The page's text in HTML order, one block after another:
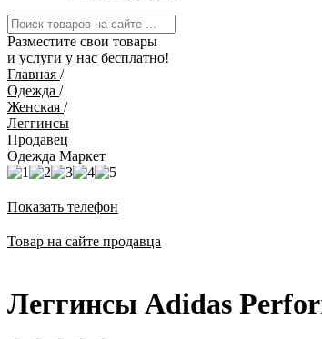
Разместите свои товары
и услуги у нас бесплатно!
Главная /
Одежда /
Женская /
Леггинсы
Продавец
Одежда Маркет
Показать телефон
Товар на сайте продавца
Леггинсы Adidas